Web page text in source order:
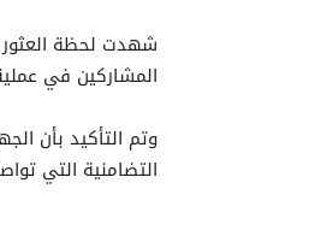
شهدت لحظة العثور
المشاركين في
وتم التأكيد بأن
التضامنية التي